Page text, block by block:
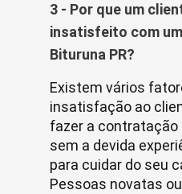
3 - Por que um
insatisfeito com
Bituruna PR?
Existem vários
insatisfação ao
fazer a contratação
sem a devida
para cuidar do seu
Pessoas novatas